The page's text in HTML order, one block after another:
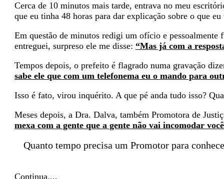
Cerca de 10 minutos mais tarde, entrava no meu
que eu tinha 48 horas para dar explicação sobre o que
Em questão de minutos redigi um ofício e
entreguei, surpreso ele me disse: “Mas já com a
Tempos depois, o prefeito é flagrado numa gravação
sabe ele que com um telefonema eu o mando para
Isso é fato, virou inquérito. A que pé anda tudo isso?
Meses depois, a Dra. Dalva, também Promotora de
mexa com a gente que a gente não vai incomodar
Quanto tempo precisa um Promotor para
Continua...,